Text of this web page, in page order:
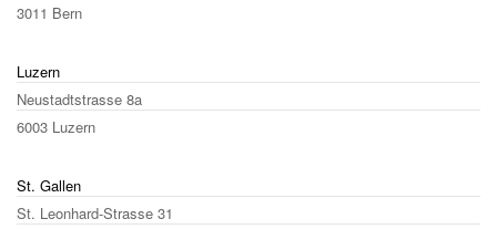
3011 Bern
Luzern
Neustadtstrasse 8a
6003 Luzern
St. Gallen
St. Leonhard-Strasse 31